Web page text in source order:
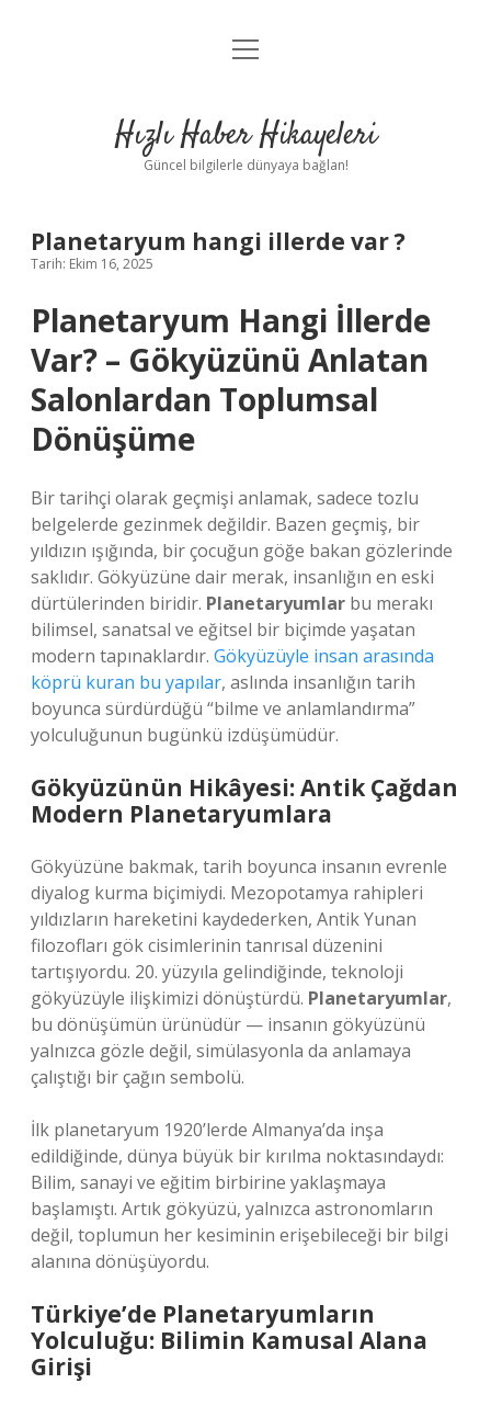
Anasayfa
Yasal Uyarı
menüyü
Hızlı Haber Hikayeleri
Güncel bilgilerle dünyaya bağlan!
Planetaryum hangi illerde var ?
Tarih: Ekim 16, 2025
Planetaryum Hangi İllerde
Var? – Gökyüzünü Anlatan
Salonlardan Toplumsal
Dönüşüme
Bir tarihçi olarak geçmişi anlamak, sadece tozlu
belgelerde gezinmek değildir. Bazen geçmiş, bir
yıldızın ışığında, bir çocuğun göğe bakan gözlerinde
saklıdır. Gökyüzüne dair merak, insanlığın en eski
dürtülerinden biridir. Planetaryumlar bu merakı
bilimsel, sanatsal ve eğitsel bir biçimde yaşatan
modern tapınaklardır. Gökyüzüyle insan arasında
köprü kuran bu yapılar, aslında insanlığın tarih
boyunca sürdürdüğü “bilme ve anlamlandırma”
yolculuğunun bugünkü izdüşümüdür.
Gökyüzünün Hikâyesi: Antik Çağdan
Modern Planetaryumlara
Gökyüzüne bakmak, tarih boyunca insanın evrenle
diyalog kurma biçimiydi. Mezopotamya rahipleri
yıldızların hareketini kaydederken, Antik Yunan
filozofları gök cisimlerinin tanrısal düzenini
tartışıyordu. 20. yüzyıla gelindiğinde, teknoloji
gökyüzüyle ilişkimizi dönüştürdü. Planetaryumlar,
bu dönüşümün ürünüdür — insanın gökyüzünü
yalnızca gözle değil, simülasyonla da anlamaya
çalıştığı bir çağın sembolü.
İlk planetaryum 1920’lerde Almanya’da inşa
edildiğinde, dünya büyük bir kırılma noktasındaydı:
Bilim, sanayi ve eğitim birbirine yaklaşmaya
başlamıştı. Artık gökyüzü, yalnızca astronomların
değil, toplumun her kesiminin erişebileceği bir bilgi
alanına dönüşüyordu.
Türkiye’de Planetaryumların
Yolculuğu: Bilimin Kamusal Alana
Girişi